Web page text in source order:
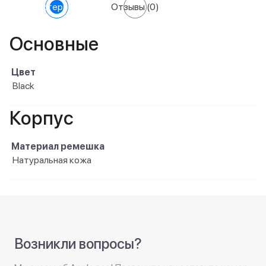
Характеристики Отзывы(0)
Основные
Цвет
Black
Корпус
Материал ремешка
Натуральная кожа
Возникли вопросы?